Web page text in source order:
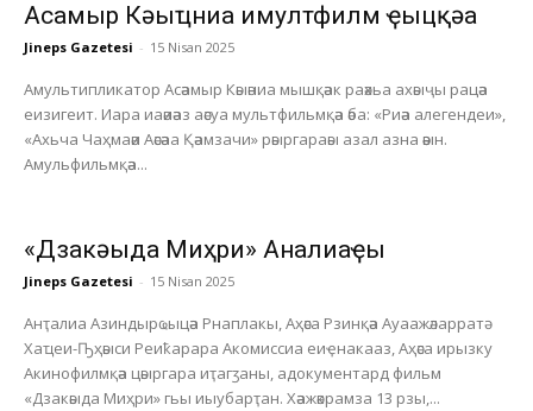
Асҭамыр Кәыҵниа имултфилм ҿыцқәа
Jineps Gazetesi - 15 Nisan 2025
Амультипликатор Асәамыр Кәыәниа мышқәак раәхьа ахәыҷы рацәа
еизигеит. Иара иаәиәаз аәсуа мультфильмқәа әба: «Риәа алегендеи»,
«Ахьча Чаҳмаәи Аәсәаа Қәамзачи» рәыргараәы азал азна әәын.
Амульфильмқәа...
«Дзакәыда Миҳри» Анҭалиаҿы
Jineps Gazetesi - 15 Nisan 2025
Анҭалиа Азиндырҩыцәа Рнаплакы, Аҳәса Рзинқәа Ауаажәларратә
Хаҵеи-Ҧҳәыси Реиҟарара Акомиссиа еиҿнакааз, Аҳәса ирызку
Акинофилмқәа цәыргара иҭагӡаны, адокументард фильм
«Дзакәыда Миҳри» гьы иыубарҭан. Хәажәкрамза 13 рзы,...